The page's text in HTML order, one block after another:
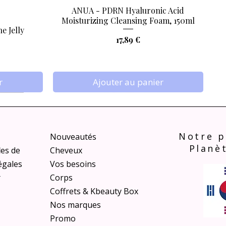
Jelly
Aperçu rapide
ANUA - PDRN Hyaluronic Acid
Moisturizing Cleansing Foam, 150ml
Prix
17,89 €
Ajouter au panier
VT COSMETICS - Reedle Shot Foot
VEGAN
VEGAN
de
Nouveautés
Cheveux
Vos besoins
Corps
Coffrets & Kbeauty Box
Nos marques
Promo
Notre